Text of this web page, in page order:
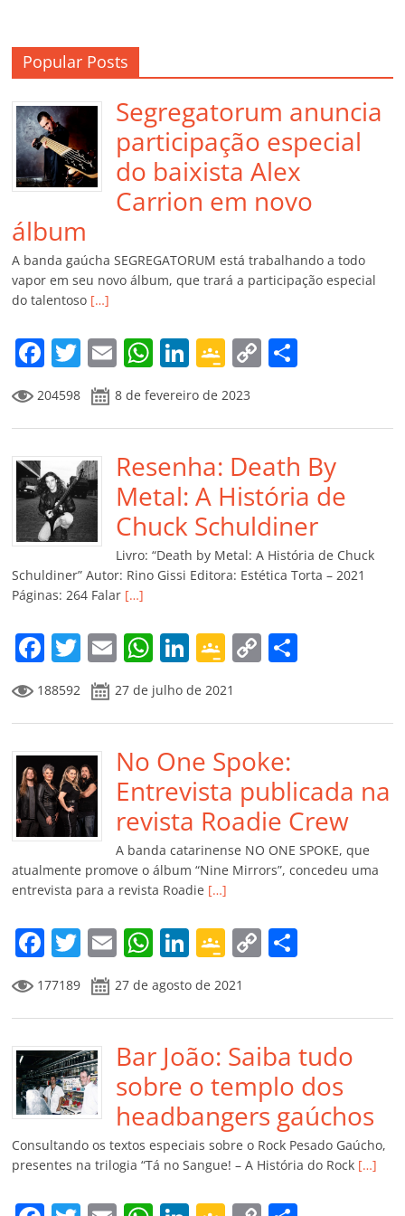
Popular Posts
Segregatorum anuncia
participação especial
do baixista Alex
Carrion em novo
álbum
A banda gaúcha SEGREGATORUM está trabalhando a todo
vapor em seu novo álbum, que trará a participação especial
do talentoso […]
F
a
c
e
b
o
o
k
T
w
itt
er
E
m
ai
l
W
at
s
A
p
p
Li
k
e
dI
n
G
o
o
gl
e
Cl
a
ss
ro
m
C
y
Li
n
k
p
ar
til
h
ar
204598 8 de fevereiro de 2023
Resenha: Death By
Metal: A História de
Chuck Schuldiner
Livro: “Death by Metal: A História de Chuck
Schuldiner” Autor: Rino Gissi Editora: Estética Torta – 2021
Páginas: 264 Falar […]
F
a
c
e
b
o
o
k
T
w
itt
er
E
m
ai
l
W
h
at
s
A
p
p
Li
n
k
e
dI
n
G
o
o
gl
e
Cl
a
ss
ro
o
m
C
y
Li
n
k
p
til
h
ar
188592 27 de julho de 2021
No One Spoke:
Entrevista publicada na
revista Roadie Crew
A banda catarinense NO ONE SPOKE, que
atualmente promove o álbum “Nine Mirrors”, concedeu uma
entrevista para a revista Roadie […]
F
a
c
e
b
o
o
k
T
w
itt
er
E
m
ai
l
W
at
s
A
p
p
Li
n
k
e
dI
n
G
o
o
gl
e
Cl
a
ss
ro
o
C
y
Li
n
k
p
ar
til
h
ar
177189 27 de agosto de 2021
Bar João: Saiba tudo
sobre o templo dos
headbangers gaúchos
Consultando os textos especiais sobre o Rock Pesado Gaúcho,
presentes na trilogia “Tá no Sangue! – A História do Rock […]